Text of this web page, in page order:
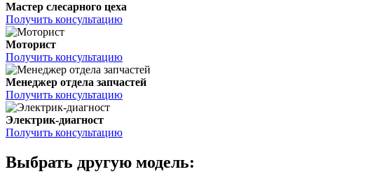
Мастер слесарного цеха
Получить консультацию
Моторист
Получить консультацию
Менеджер отдела запчастей
Получить консультацию
Электрик-диагност
Получить консультацию
Выбрать другую модель: